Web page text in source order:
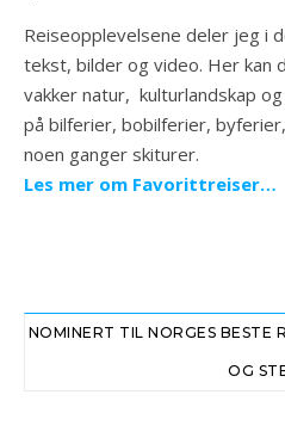
Reiseopplevelsene deler jeg i
tekst, bilder og video. Her kan
vakker natur, kulturlandskap
på bilferier, bobilferier,
noen ganger skiturer.
Les mer om Favorittreiser…
NOMINERT TIL NORGES BESTE
OG